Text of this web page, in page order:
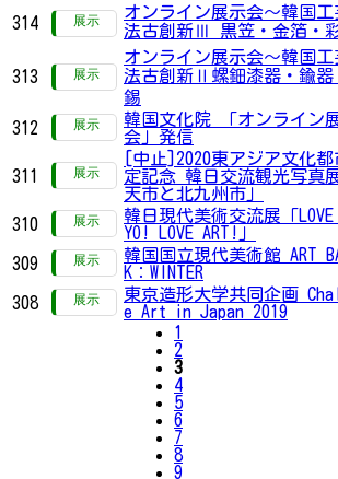
314
オンライン展示会〜韓国工
法古創新Ⅲ 黒笠・金箔・
313
オンライン展示会〜韓国工
法古創新Ⅱ螺鈿漆器・鍮器
錫
312
韓国文化院 「オンライン
会」発信
311
[中止]2020東アジア文化都
定記念 韓日交流観光写真
天市と北九州市」
310
韓日現代美術交流展「LOVE
YO! LOVE ART!」
309
韓国国立現代美術館 ART
K：WINTER
308
東京造形大学共同企画
e Art in Japan 2019
1
2
3
4
5
6
7
8
9